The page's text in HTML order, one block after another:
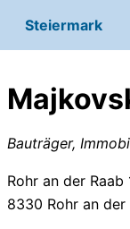
Steiermark
Bauträger,
Rohr an der Raab
8330 Rohr an der